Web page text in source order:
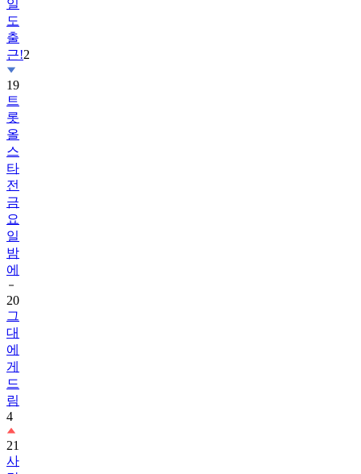
출
근!
19
트
롯
올
스
타
전
금
요
일
밤
에
20
그
대
에
게
드
림
4
21
사
랑
을